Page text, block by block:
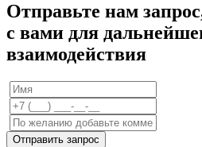
Отправьте нам
с вами для
взаимодействия
Отправить запрос